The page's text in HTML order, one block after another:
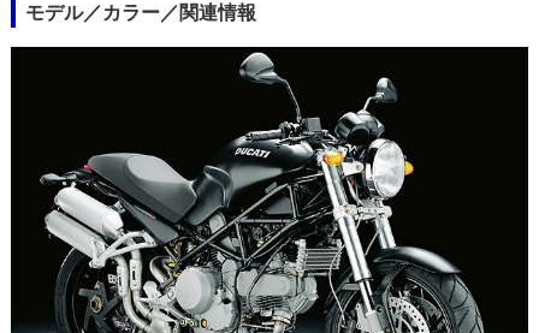
モデル／カラー／関連情報